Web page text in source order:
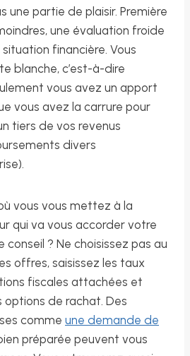
une partie de plaisir. Première
une évaluation froide
financière. Vous
blanche, c’est-à-dire
vous avez un apport
vous avez la carrure pour
tiers de vos revenus
divers
vous vous mettez à la
qui va vous accorder votre
conseil ? Ne choisissez pas au
offres, saisissez les taux
fiscales attachées et
options de rachat. Des
comme une demande de
préparée peuvent vous